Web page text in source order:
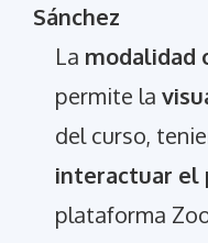
Sánchez
La modalidad
permite la
del curso,
interactuar el
plataforma